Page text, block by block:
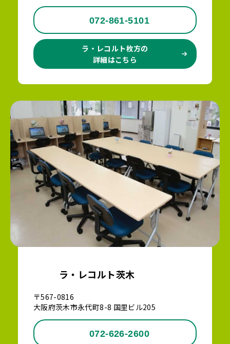
072-861-5101
ラ・レコルト枚方の
詳細はこちら
ラ・レコルト茨木
〒567-0816
大阪府茨木市永代町8-8 国里ビル205
072-626-2600